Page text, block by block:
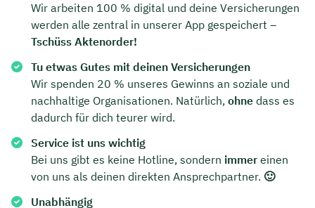
Wir arbeiten 100 % digital und deine Versicherungen
werden alle zentral in unserer App gespeichert –
Tschüss Aktenorder!
Tu etwas Gutes mit deinen Versicherungen
Wir spenden 20 % unseres Gewinns an soziale und
nachhaltige Organisationen. Natürlich, ohne dass es
dadurch für dich teurer wird.
Service ist uns wichtig
Bei uns gibt es keine Hotline, sondern immer einen
von uns als deinen direkten Ansprechpartner. 🙂
Unabhängig
Jetzt persönliches
Beratungsgespräch mit
Tobias Niendieck sichern 🤝